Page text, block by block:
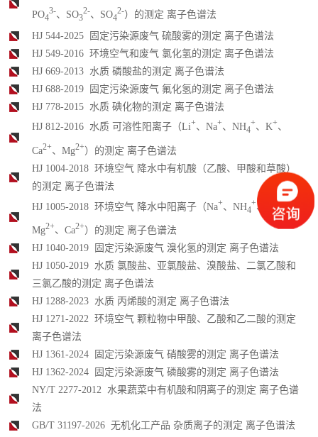
PO4
3-、SO3
2-、SO4
2-）的测定 离子色谱法
HJ 544-2025 固定污染源废气 硫酸雾的测定 离子色谱法
HJ 549-2016 环境空气和废气 氯化氢的测定 离子色谱法
HJ 669-2013 水质 磷酸盐的测定 离子色谱法
HJ 688-2019 固定污染源废气 氟化氢的测定 离子色谱法
HJ 778-2015 水质 碘化物的测定 离子色谱法
HJ 812-2016 水质 可溶性阳离子（Li+、Na+、NH4
+、K+、
Ca2+、Mg2+）的测定 离子色谱法
HJ 1004-2018 环境空气 降水中有机酸（乙酸、甲酸和草酸）
的测定 离子色谱法
HJ 1005-2018 环境空气 降水中阳离子（Na+、NH4
+、K +、
Mg2+、Ca2+）的测定 离子色谱法
HJ 1040-2019 固定污染源废气 溴化氢的测定 离子色谱法
HJ 1050-2019 水质 氯酸盐、亚氯酸盐、溴酸盐、二氯乙酸和
三氯乙酸的测定 离子色谱法
HJ 1288-2023 水质 丙烯酸的测定 离子色谱法
HJ 1271-2022 环境空气 颗粒物中甲酸、乙酸和乙二酸的测定
离子色谱法
HJ 1361-2024 固定污染源废气 硝酸雾的测定 离子色谱法
HJ 1362-2024 固定污染源废气 磷酸雾的测定 离子色谱法
NY/T 2277-2012 水果蔬菜中有机酸和阴离子的测定 离子色谱
法
GB/T 31197-2026 无机化工产品 杂质离子的测定 离子色谱法